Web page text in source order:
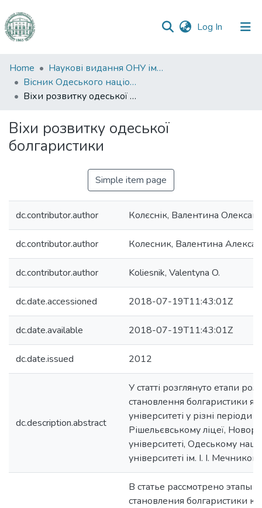
Log In (current)
Communities
&
Collections
Statistics
Home
Наукові видання ОНУ імені І. І. Мечникова
Вісник Одеського національного університету. Філологія
Віхи розвитку одеської болгаристики
Віхи розвитку одеської
болгаристики
Simple item page
dc.contributor.author Колєснік, Валентина
dc.contributor.author Колесник, Валентина
dc.contributor.author Koliesnik, Valentyna O.
dc.date.accessioned 2018-07-19T11:43:01Z
dc.date.available 2018-07-19T11:43:01Z
dc.date.issued 2012
dc.description.abstract
У статті розглянуто етапи
становлення болгаристики
університеті у різні періоди
Рішельєвському ліцеї,
університеті, Одеському
університеті ім. І. І. Мечникова
В статье рассмотрено этапы
становления болгаристики